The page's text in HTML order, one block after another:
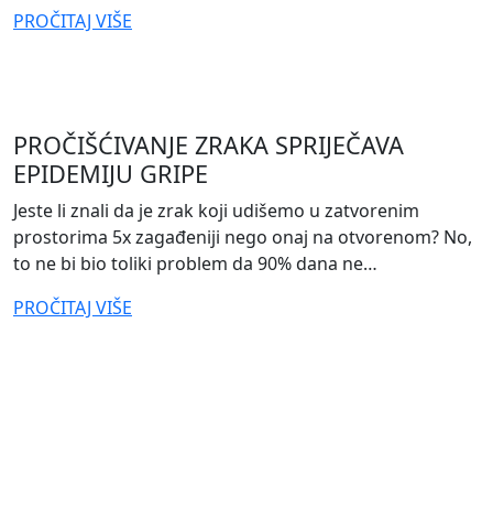
PROČITAJ VIŠE
IZRAVNIJE
KOMUNICIRA
POVRATNE
INFORMACIJE
PROČIŠĆIVANJE ZRAKA SPRIJEČAVA
EPIDEMIJU GRIPE
Jeste li znali da je zrak koji udišemo u zatvorenim
prostorima 5x zagađeniji nego onaj na otvorenom? No,
to ne bi bio toliki problem da 90% dana ne…
PROČITAJ VIŠE